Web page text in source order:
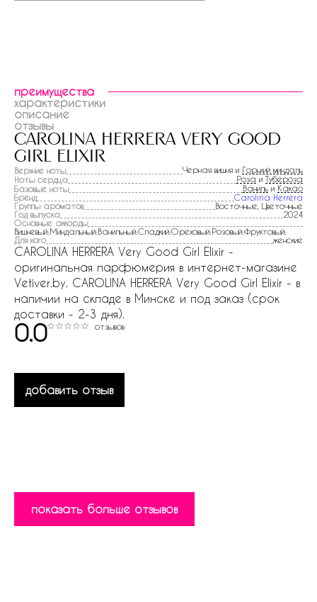
преимущества
характеристики
описание
отзывы
carolina herrera very good
girl elixir
Верхние ноты Черная вишня и Горький миндаль
Ноты сердца
Роза и Тубероза
Базовые ноты
Ваниль и Какао
Бренд
Carolina Herrera
Группы ароматов
Восточные, Цветочные
Год выпуска
2024
Основные аккорды
Вишневый:Миндальный:Ванильный:Сладкий:Ореховый:Розовый:Фруктовый:
Для кого
женские
CAROLINA HERRERA Very Good Girl Elixir -
оригинальная парфюмерия в интернет-магазине
Vetiver.by. CAROLINA HERRERA Very Good Girl Elixir - в
наличии на складе в Минске и под заказ (срок
доставки - 2-3 дня).
0.0 отзывов
добавить отзыв
показать больше отзывов